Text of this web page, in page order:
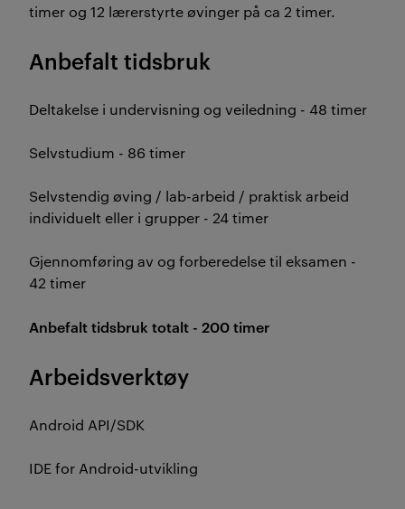
timer og 12 lærerstyrte øvinger på ca 2 timer.
Anbefalt tidsbruk
Deltakelse i undervisning og veiledning - 48 timer
Selvstudium - 86 timer
Selvstendig øving / lab-arbeid / praktisk arbeid
individuelt eller i grupper - 24 timer
Gjennomføring av og forberedelse til eksamen -
42 timer
Anbefalt tidsbruk totalt - 200 timer
Arbeidsverktøy
Android API/SDK
IDE for Android-utvikling